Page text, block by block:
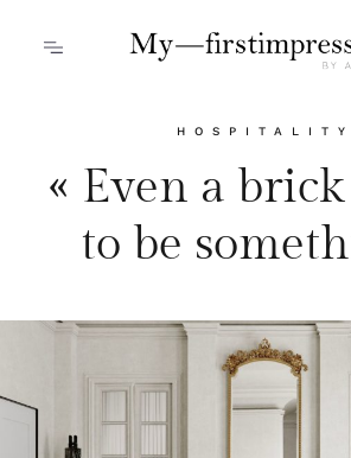
HOSPITALITY
« Even a
to be